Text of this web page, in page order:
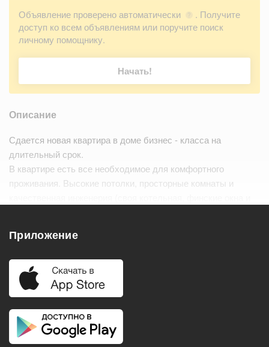
Объявление проверено автоматически ?
. Получите
доступ ко всем объявлениям или поручите поиск
личному помощнику.
Начать!
Описание
Сдается новая квартира в доме бизнес - класса на
длительный срок.
В квартире есть все необходимое для комфортного
проживания. Высокие потолки, просторные комнаты и
Удобства
Балкон
Телевизор
Приложение